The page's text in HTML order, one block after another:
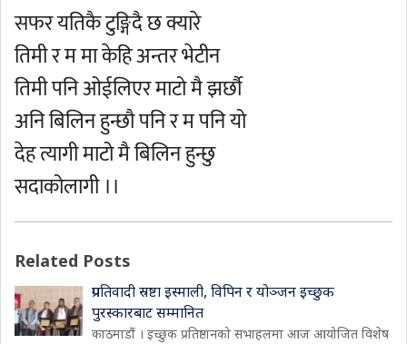
सफर यतिकै टुङ्गिदै छ क्यारे
तिमी र म मा केहि अन्तर भेटीन
तिमी पनि ओईलिएर माटो मै झर्छौ
अनि बिलिन हुन्छौ पनि र म पनि यो
देह त्यागी माटो मै बिलिन हुन्छु
सदाकोलागी ।।
Related Posts
प्रगतिवादी स्रष्टा इस्माली, विपिन र योञ्जन इच्छुक
पुरस्कारबाट सम्मानित
काठमाडौं । इच्छुक प्रतिष्ठानको सभाहलमा आज आयोजित विशेष